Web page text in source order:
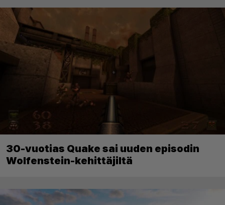
30-vuotias Quake sai uuden episodin
Wolfenstein-kehittäjiltä